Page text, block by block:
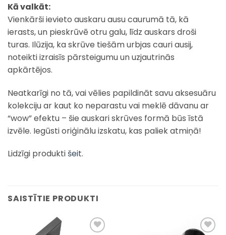
Kā valkāt:
Vienkārši ievieto auskaru ausu caurumā tā, kā
ierasts, un pieskrūvē otru galu, līdz auskars droši
turas. Ilūzija, ka skrūve tiešām urbjas cauri ausij,
noteikti izraisīs pārsteigumu un uzjautrinās
apkārtējos.
Neatkarīgi no tā, vai vēlies papildināt savu aksesuāru
kolekciju ar kaut ko neparastu vai meklē dāvanu ar
“wow” efektu – šie auskari skrūves formā būs īstā
izvēle. Iegūsti oriģinālu izskatu, kas paliek atmiņā!
Lidzīgi produkti šeit.
SAISTĪTIE PRODUKTI